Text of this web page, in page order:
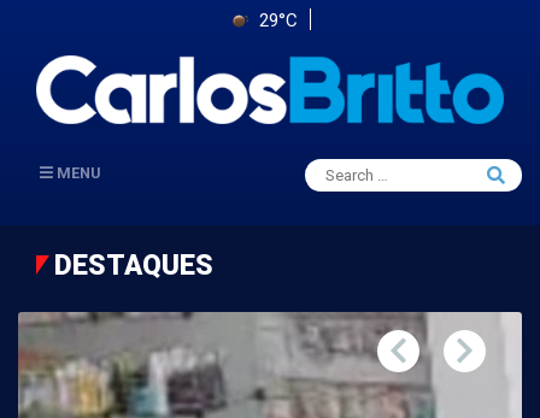
29°C
MENU
Search
for:
Search
DESTAQUES